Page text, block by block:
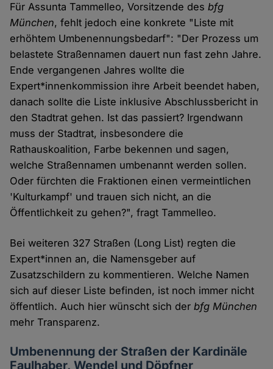
Für Assunta Tammelleo, Vorsitzende desbfg
München, fehlt jedoch eine konkrete "Liste mit
erhöhtem Umbenennungsbedarf": "Der Prozess um
belastete Straßennamen dauert nun fast zehn Jahre.
Ende vergangenen Jahres wollte die
Expert*innenkommission ihre Arbeit beendet haben,
danach sollte die Liste inklusive Abschlussbericht in
den Stadtrat gehen. Ist das passiert? Irgendwann
muss der Stadtrat, insbesondere die
Rathauskoalition, Farbe bekennen und sagen,
welche Straßennamen umbenannt werden sollen.
Oder fürchten die Fraktionen einen vermeintlichen
'Kulturkampf' und trauen sich nicht, an die
Öffentlichkeit zu gehen?", fragt Tammelleo.
Bei weiteren 327 Straßen (Long List) regten die
Expert*innen an, die Namensgeber auf
Zusatzschildern zu kommentieren. Welche Namen
sich auf dieser Liste befinden, ist noch immer nicht
öffentlich. Auch hier wünscht sich derbfg München
mehr Transparenz.
Umbenennung der Straßen der Kardinäle
Faulhaber, Wendel und Döpfner